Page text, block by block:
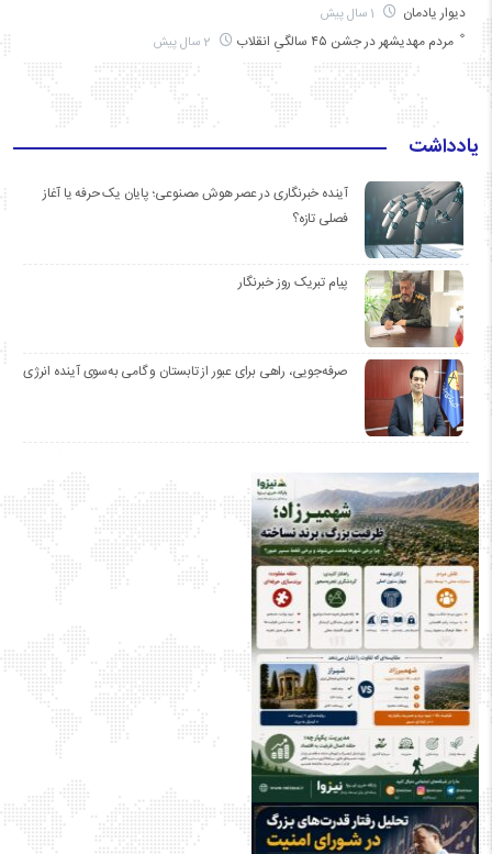
دیوار یادمان
مردم مهدیشهر در جشن ۴۵ سالگیِ انقلاب
یادداشت
آینده خبرنگاری در عصر هوش مصنوعی؛ پایان یک حرفه یا آغاز
فصلی تازه؟
پیام تبریک روز خبرنگار
صرفه‌جویی، راهی برای عبور از تابستان و گامی به‌سوی آینده انرژی